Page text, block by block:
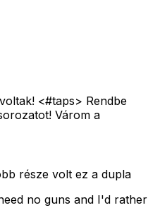
<#taps> Rendbe
Várom a
része volt ez a dupla
no guns and I'd rather